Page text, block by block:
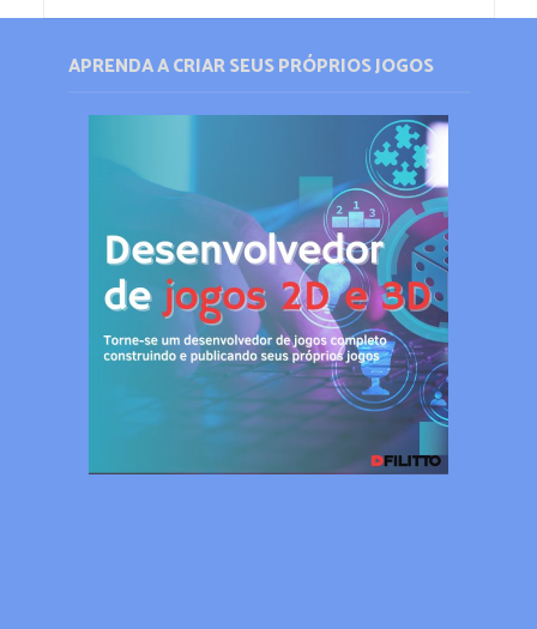
APRENDA A CRIAR SEUS PRÓPRIOS JOGOS